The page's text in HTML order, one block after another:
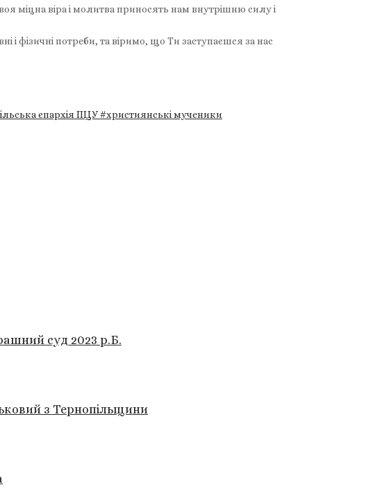
міцна віра і молитва приносять нам внутрішню силу і
фізичні потреби, та віримо, що Ти заступаєшся за нас
єпархія ПЦУ#християнські мученики
суд 2023 р.Б.
з Тернопільщини